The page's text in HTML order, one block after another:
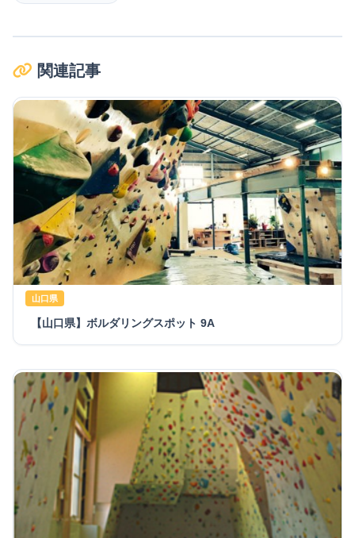
関連記事
山口県
【山口県】ボルダリングスポット 9A